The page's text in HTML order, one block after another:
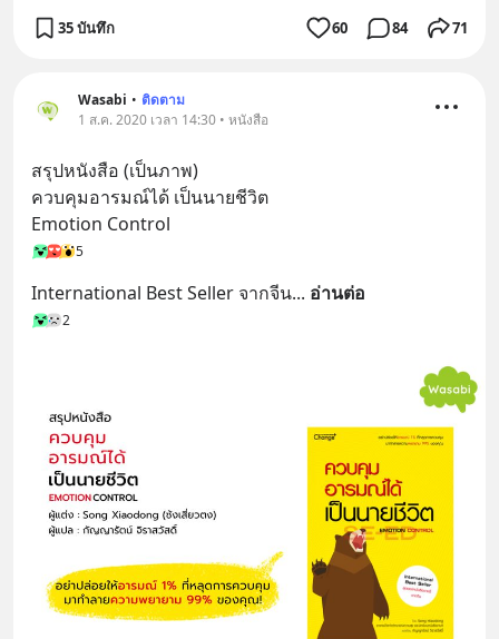
35 บันทึก 60 84 71
Wasabi • ติดตาม
1 ส.ค. 2020 เวลา 14:30 • หนังสือ
สรุปหนังสือ (เป็นภาพ)
ควบคุมอารมณ์ได้ เป็นนายชีวิต
Emotion Control
5
International Best Seller จากจีน... อ่านต่อ
2